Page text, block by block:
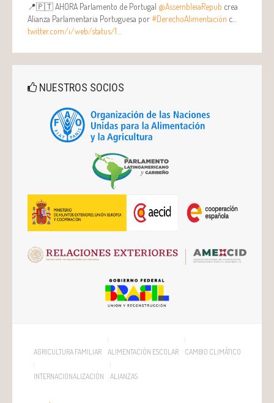
📍🇵🇹 AHORA Parlamento de Portugal @AssembleiaRepub crea
Alianza Parlamentaria Portuguesa por#DerechoAlimentación c…
twitter.com/i/web/status/1…
NUESTROS SOCIOS
AGRICULTURA FAMILIAR ALIMENTACIÓN ESCOLAR CAMBIO CLIMÁTICO
INTERNACIONALIZACIÓN ALIANZAS